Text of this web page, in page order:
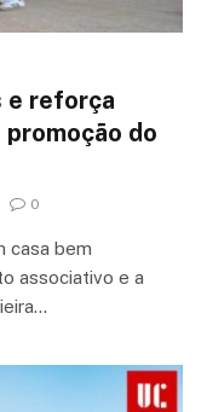
e reforça
do
0
casa bem
associativo e a